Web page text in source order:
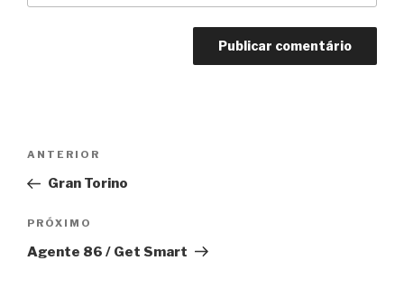
Post
Anterior
ANTERIOR
Gran Torino
Próximo
PRÓXIMO
Agente 86 / Get Smart